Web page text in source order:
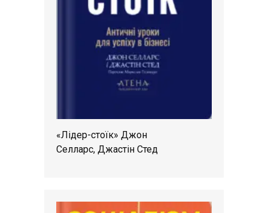
«Лідер-стоїк» Джон
Селларс, Джастін Стед